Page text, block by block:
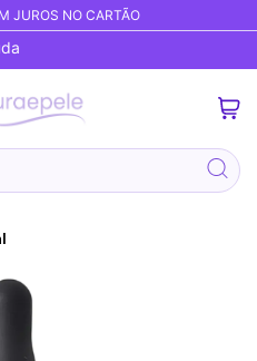
JUROS NO CARTÃO
Busca